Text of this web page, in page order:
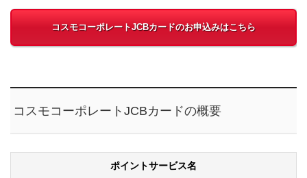
コスモコーポレートJCBカードのお申込みはこちら
コスモコーポレートJCBカードの概要
ポイントサービス名